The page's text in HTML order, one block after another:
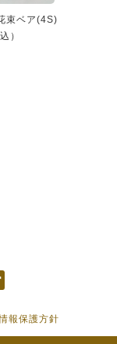
束ベア(4S)
）
報保護方針